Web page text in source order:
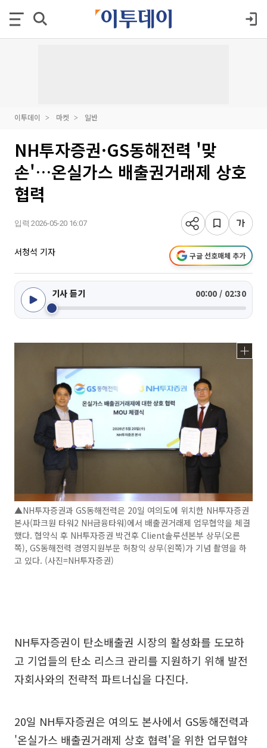
이투데이 마켓 일반
NH투자증권·GS동해전력 '맞
손'…온실가스 배출권거래제 상호
협력
입력 2026-05-20 16:07
서청석 기자 구글 선호매체 추가
기사 듣기 00:00 / 02:30
▲NH투자증권과 GS동해전력은 20일 여의도에 위치한 NH투자증권
본사(파크원 타워2 NH금융타워)에서 배출권거래제 업무협약을 체결
했다. 협약식 후 NH투자증권 박건후 Client솔루션본부 상무(오른
쪽), GS동해전력 경영지원부문 허창익 상무(왼쪽)가 기념 촬영을 하
고 있다. (사진=NH투자증권)
NH투자증권이 탄소배출권 시장의 활성화를 도모하
고 기업들의 탄소 리스크 관리를 지원하기 위해 발전
자회사와의 전략적 파트너십을 다진다.
20일 NH투자증권은 여의도 본사에서 GS동해전력과
'온실가스 배출권거래제 상호 협력'을 위한 업무협약